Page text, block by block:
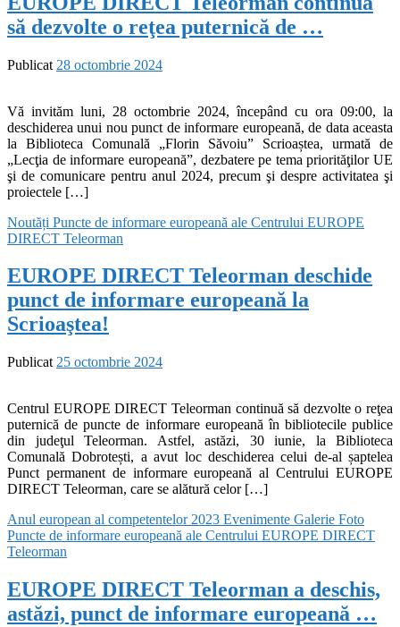
să dezvolte o reţea puternică de …
Publicat 28 octombrie 2024
Vă invităm luni, 28 octombrie 2024, începând cu ora 09:00, la
deschiderea unui nou punct de informare europeană, de data aceasta
la Biblioteca Comunală „Florin Săvoiu” Scrioaștea, urmată de
„Lecţia de informare europeană”, dezbatere pe tema priorităţilor UE
şi de comunicare pentru anul 2024, precum şi despre activitatea şi
proiectele […]
Noutăți Puncte de informare europeană ale Centrului EUROPE
DIRECT Teleorman
EUROPE DIRECT Teleorman deschide
punct de informare europeană la
Scrioaştea!
Publicat 25 octombrie 2024
Centrul EUROPE DIRECT Teleorman continuă să dezvolte o reţea
puternică de puncte de informare europeană în bibliotecile publice
din judeţul Teleorman. Astfel, astăzi, 30 iunie, la Biblioteca
Comunală Dobrotești, a avut loc deschiderea celui de-al șaptelea
Punct permanent de informare europeană al Centrului EUROPE
DIRECT Teleorman, care se alătură celor […]
Anul european al competentelor 2023 Evenimente Galerie Foto
Puncte de informare europeană ale Centrului EUROPE DIRECT
Teleorman
EUROPE DIRECT Teleorman a deschis,
astăzi, punct de informare europeană …